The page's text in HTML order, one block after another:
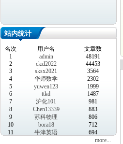
站内统计
名次 用户名
文章数
1
admin
48191
2
ckzl2022
44453
3
sksx2021
3564
4
华师数学
2302
5
yuwen123
1999
6
ttkd
1487
7
沪化101
981
8
Chen13339
883
9
苏科物理
806
10
bora18
712
11
牛津英语
694
more...